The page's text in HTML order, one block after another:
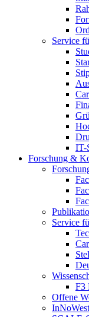
Service
IT-
Forschung &
Service
F3
Offene
InNoWest